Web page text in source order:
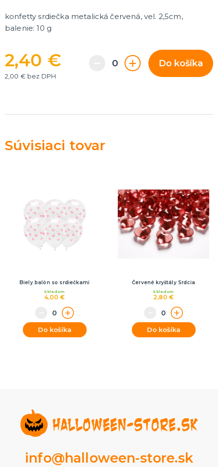
VOLOVINY A ŽARTÍKY
Smrady
Falošné úrazy
Zvieratká
ĎALŠIE KATEGÓRIE
konfetty srdiečka metalická červená, vel. 2,5cm,
balenie: 10 g
2,40 €
2,00 € bez DPH
Do košíka
Súvisiaci tovar
Biely balón so srdiečkami
4,00 €
Skladom
Do košíka
Červené kryštály Srdcia
2,80 €
Skladom
Do košíka
info@halloween-store.sk